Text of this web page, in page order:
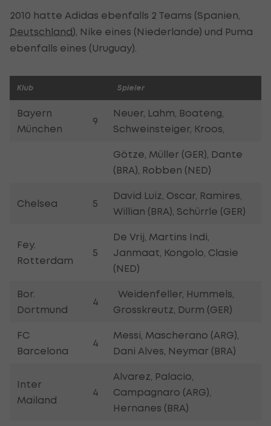
2010 hatte Adidas ebenfalls 2 Teams (Spanien,
Deutschland), Nike eines (Niederlande) und Puma
ebenfalls eines (Uruguay).
Klub Spieler
Bayern
München
9
Neuer, Lahm, Boateng,
Schweinsteiger, Kroos,
Götze, Müller (GER), Dante
(BRA), Robben (NED)
Chelsea 5
David Luiz, Oscar, Ramires,
Willian (BRA), Schürrle (GER)
Fey.
Rotterdam
5
De Vrij, Martins Indi,
Janmaat, Kongolo, Clasie
(NED)
Bor.
Dortmund
4
Weidenfeller, Hummels,
Grosskreutz, Durm (GER)
FC
Barcelona
4
Messi, Mascherano (ARG),
Dani Alves, Neymar (BRA)
Inter
Mailand
4
Alvarez, Palacio,
Campagnaro (ARG),
Hernanes (BRA)